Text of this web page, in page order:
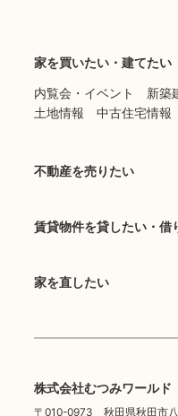
家を買いたい・建てたい
内覧会・イベント
新築
土地情報
中古住宅情報
不動産を売りたい
賃貸物件を貸したい・借
家を直したい
株式会社むつみワールド
〒010-0973 秋田県秋田市